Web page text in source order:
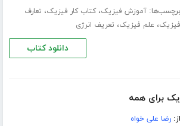
برچسب‌ها:آموزش فیزیک،کتاب کار فیزیک، تعارف
فیزیک، علم فیزیک، تعریف انرژی
دانلود کتاب
برای همه
از:رضا علی خواه